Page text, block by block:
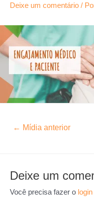
Deixe um comentário /
← Mídia anterior
Deixe um
Você precisa fazer o login